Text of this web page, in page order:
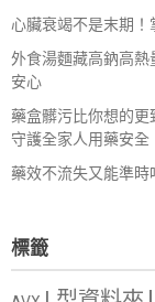
心臟衰竭不是末期
外食湯麵藏高鈉高
安心
藥盒髒污比你想的更
守護全家人用藥安全
藥效不流失又能準
標籤